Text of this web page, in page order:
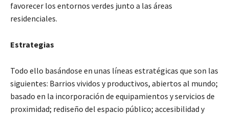
favorecer los entornos verdes junto a las áreas
residenciales.
Estrategias
Todo ello basándose en unas líneas estratégicas que son las
siguientes: Barrios vividos y productivos, abiertos al mundo;
basado en la incorporación de equipamientos y servicios de
proximidad; rediseño del espacio público; accesibilidad y